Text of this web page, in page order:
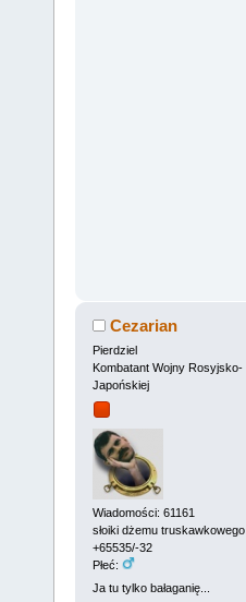
Cezarian
Pierdziel
Kombatant Wojny Rosyjsko-
Japońskiej
Wiadomości: 61161
słoiki dżemu truskawkowego
+65535/-32
Płeć:
Ja tu tylko bałaganię...